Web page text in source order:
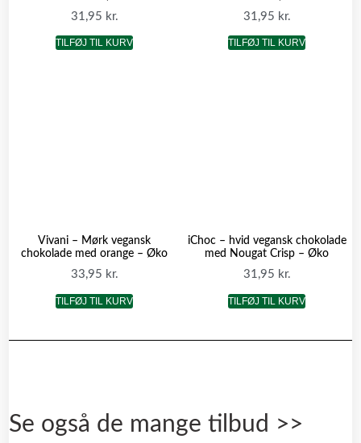
31,95 kr.
TILFØJ TIL KURV
31,95 kr.
TILFØJ TIL KURV
Vivani – Mørk vegansk
chokolade med orange – Øko
33,95 kr.
TILFØJ TIL KURV
iChoc – hvid vegansk chokolade
med Nougat Crisp – Øko
31,95 kr.
TILFØJ TIL KURV
Se også de mange tilbud >>